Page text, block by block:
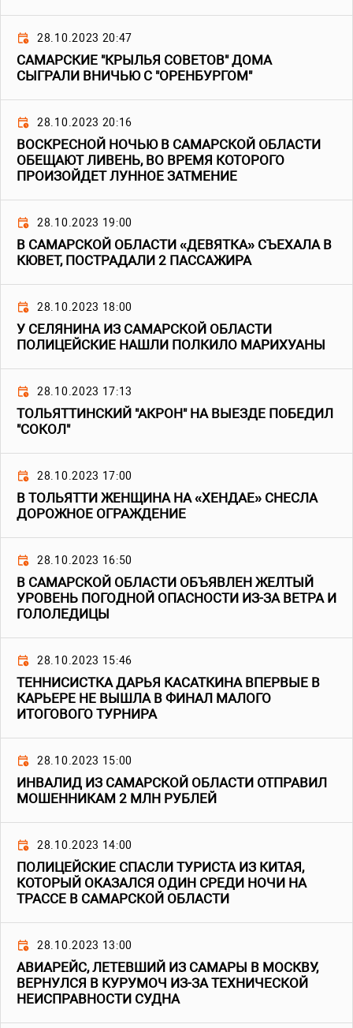
28.10.2023 20:47
САМАРСКИЕ "КРЫЛЬЯ СОВЕТОВ" ДОМА
СЫГРАЛИ ВНИЧЬЮ С "ОРЕНБУРГОМ"
28.10.2023 20:16
ВОСКРЕСНОЙ НОЧЬЮ В САМАРСКОЙ ОБЛАСТИ
ОБЕЩАЮТ ЛИВЕНЬ, ВО ВРЕМЯ КОТОРОГО
ПРОИЗОЙДЕТ ЛУННОЕ ЗАТМЕНИЕ
28.10.2023 19:00
В САМАРСКОЙ ОБЛАСТИ «ДЕВЯТКА» СЪЕХАЛА В
КЮВЕТ, ПОСТРАДАЛИ 2 ПАССАЖИРА
28.10.2023 18:00
У СЕЛЯНИНА ИЗ САМАРСКОЙ ОБЛАСТИ
ПОЛИЦЕЙСКИЕ НАШЛИ ПОЛКИЛО МАРИХУАНЫ
28.10.2023 17:13
ТОЛЬЯТТИНСКИЙ "АКРОН" НА ВЫЕЗДЕ ПОБЕДИЛ
"СОКОЛ"
28.10.2023 17:00
В ТОЛЬЯТТИ ЖЕНЩИНА НА «ХЕНДАЕ» СНЕСЛА
ДОРОЖНОЕ ОГРАЖДЕНИЕ
28.10.2023 16:50
В САМАРСКОЙ ОБЛАСТИ ОБЪЯВЛЕН ЖЕЛТЫЙ
УРОВЕНЬ ПОГОДНОЙ ОПАСНОСТИ ИЗ-ЗА ВЕТРА И
ГОЛОЛЕДИЦЫ
28.10.2023 15:46
ТЕННИСИСТКА ДАРЬЯ КАСАТКИНА ВПЕРВЫЕ В
КАРЬЕРЕ НЕ ВЫШЛА В ФИНАЛ МАЛОГО
ИТОГОВОГО ТУРНИРА
28.10.2023 15:00
ИНВАЛИД ИЗ САМАРСКОЙ ОБЛАСТИ ОТПРАВИЛ
МОШЕННИКАМ 2 МЛН РУБЛЕЙ
28.10.2023 14:00
ПОЛИЦЕЙСКИЕ СПАСЛИ ТУРИСТА ИЗ КИТАЯ,
КОТОРЫЙ ОКАЗАЛСЯ ОДИН СРЕДИ НОЧИ НА
ТРАССЕ В САМАРСКОЙ ОБЛАСТИ
28.10.2023 13:00
АВИАРЕЙС, ЛЕТЕВШИЙ ИЗ САМАРЫ В МОСКВУ,
ВЕРНУЛСЯ В КУРУМОЧ ИЗ-ЗА ТЕХНИЧЕСКОЙ
НЕИСПРАВНОСТИ СУДНА